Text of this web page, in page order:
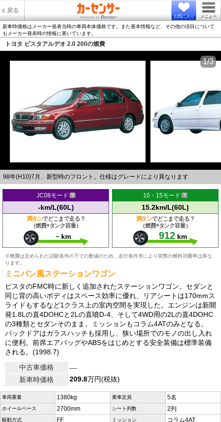
戻る
お気に入り メニュー
新車時価格はメーカー発表当時の車両本体価格です。また基本情報など、その他の項目について
もメーカー発表時の情報に基いています。
トヨタ ビスタアルデオ 2.0 200の燃費
98年(H10)7月、新型時のフロント。仕様はグレードにより異なります
1/3
JC08モード
-km/L(60L)
満タンでどこまで走る？
（燃費×タンク容量）
- km
10・15モード
15.2km/L(60L)
満タンでどこまで走る？
（燃費×タンク容量）
912 km
※燃費は定められた試験条件の下での数値のため、走行条件等により実際の燃料消費率は異な
ります。
ミニバン風ステーションワゴン
ビスタのFMC時に新しく追加されたステーションワゴン。セダンと
同じ背の高いボディはスペース効率に優れ、リアシートは170mmス
ライドもするなど1クラス上の室内空間を実現した。エンジンは新開
発1.8Lの直4DOHCと2Lの直噴D-4、そして4WD用の2Lの直4DOHC
の3種類とセダンそのまま。ミッションもコラム4ATのみとなる。
バックドアはガラスハッチも採用し、狭い場所でのモノの出し入れ
に便利。前席エアバッグやABSをはじめとする安全装備は標準装備
される。(1998.7)
中古車価格
---
新車時価格
209.8万円(税抜)
車両重量 1380kg 乗車定員 5名
ホイールベース 2700mm シート列数 2列
駆動方式 FF ミッション コラム4AT